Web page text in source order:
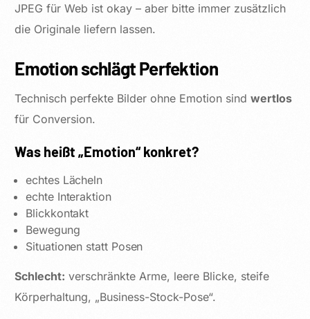
JPEG für Web ist okay – aber bitte immer zusätzlich
die Originale liefern lassen.
Emotion schlägt Perfektion
Technisch perfekte Bilder ohne Emotion sindwertlos
für Conversion.
Was heißt „Emotion“ konkret?
echtes Lächeln
echte Interaktion
Blickkontakt
Bewegung
Situationen statt Posen
Schlecht: verschränkte Arme, leere Blicke, steife
Körperhaltung, „Business-Stock-Pose“.